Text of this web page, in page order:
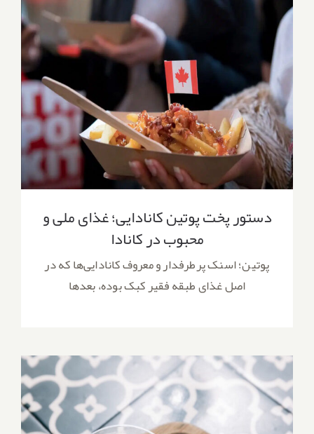
دستور پخت پوتین کانادایی؛ غذای ملی و محبوب
در کانادا
دستور پخت پوتین کانادایی؛ غذای ملی و
محبوب در کانادا
پوتین؛ اسنک پرطرفدار و معروف کانادایی‌ها که در
اصل غذای طبقه فقیر کبک بوده، بعدها